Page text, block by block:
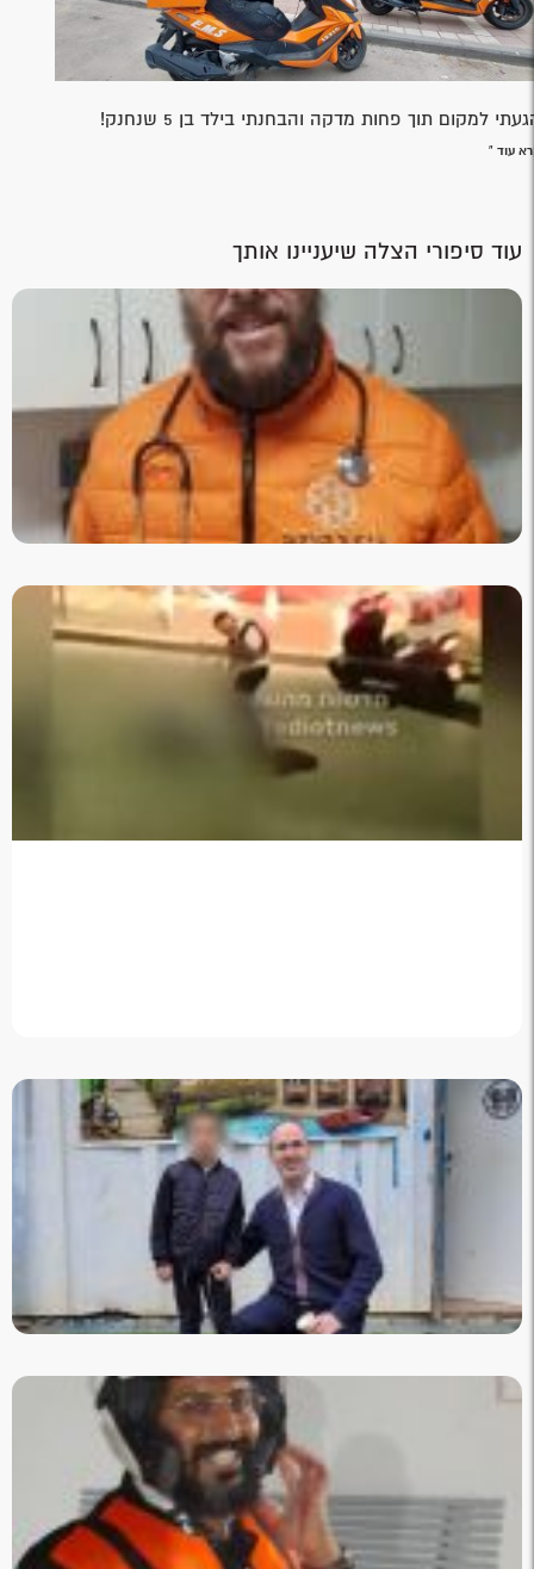
למקום תוך פחות מדקה והבחנתי בילד בן 5 שנחנק!
עוד »
עוד סיפורי הצלה שיעניינו אותך